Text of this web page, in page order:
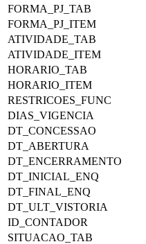
FORMA_PJ_TAB
FORMA_PJ_ITEM
ATIVIDADE_TAB
ATIVIDADE_ITEM
HORARIO_TAB
HORARIO_ITEM
RESTRICOES_FUNC
DIAS_VIGENCIA
DT_CONCESSAO
DT_ABERTURA
DT_ENCERRAMENTO
DT_INICIAL_ENQ
DT_FINAL_ENQ
DT_ULT_VISTORIA
ID_CONTADOR
SITUACAO_TAB